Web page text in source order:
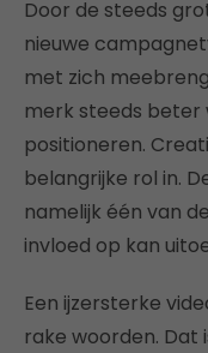
Door de steeds
nieuwe
met zich
merk steeds beter
positioneren.
belangrijke rol in.
namelijk één van
invloed op kan
Een ijzersterke
rake woorden. Dat